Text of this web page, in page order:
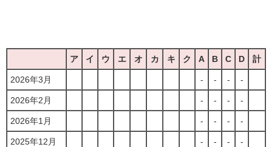
ア イ ウ エ オ カ キ ク A B C D 計
2026年3月 - - - -
2026年2月 - - - -
2026年1月 - - - -
2025年12月 - - - -